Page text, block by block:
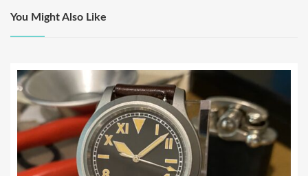
ゲ
ー
ョ
ン
You Might Also Like